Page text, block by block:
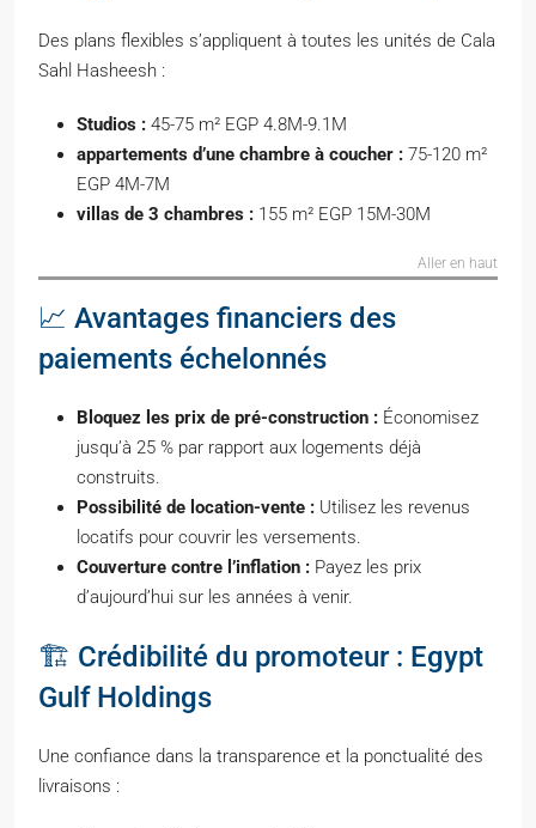
Des plans flexibles s’appliquent à toutes les unités de Cala
Sahl Hasheesh :
Studios : 45-75 m² EGP 4.8M-9.1M
appartements d’une chambre à coucher : 75-120 m²
EGP 4M-7M
villas de 3 chambres : 155 m² EGP 15M-30M
Aller en haut
📈 Avantages financiers des
paiements échelonnés
Bloquez les prix de pré-construction : Économisez
jusqu’à 25 % par rapport aux logements déjà
construits.
Possibilité de location-vente : Utilisez les revenus
locatifs pour couvrir les versements.
Couverture contre l’inflation : Payez les prix
d’aujourd’hui sur les années à venir.
🏗️ Crédibilité du promoteur : Egypt
Gulf Holdings
Une confiance dans la transparence et la ponctualité des
livraisons :